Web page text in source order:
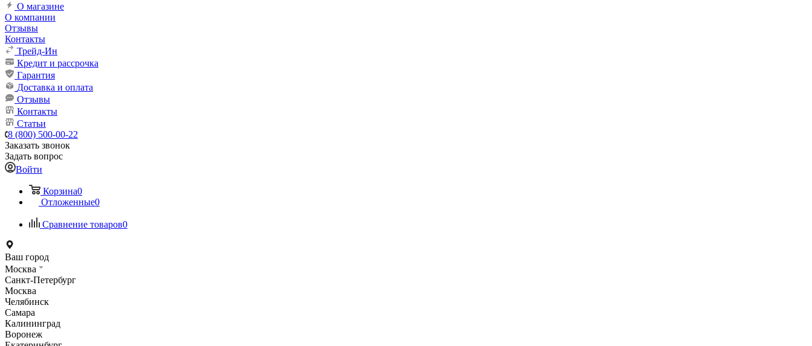
О магазине
О компании
Отзывы
Контакты
Трейд-Ин
Кредит и рассрочка
Гарантия
Доставка и оплата
Отзывы
Контакты
Статьи
8 (800) 500-00-22
Заказать звонок
Задать вопрос
Войти
Корзина0
Отложенные0
Сравнение товаров0
Ваш город
Москва
Санкт-Петербург
Москва
Челябинск
Самара
Калининград
Воронеж